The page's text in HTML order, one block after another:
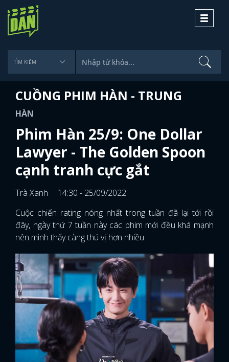
Toggle
CUỒNG PHIM HÀN - TRUNG
HÀN
Phim Hàn 25/9: One Dollar
Lawyer - The Golden Spoon
cạnh tranh cực gắt
Trà Xanh
14:30 - 25/09/2022
Cuộc chiến rating nóng nhất trong tuần đã lại tới rồi
đây, ngày thứ 7 tuần này các phim mới đều khá mạnh
nên mình thấy càng thú vị hơn nhiều.